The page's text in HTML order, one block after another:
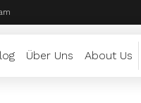
Über Uns About Us